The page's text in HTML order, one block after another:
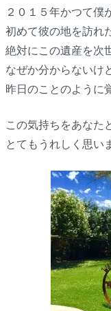
２０１５年かつて僕
初めて彼の地を訪れ
絶対にこの遺産を次
なぜか分からないけ
昨日のことのように
この気持ちをあなた
とてもうれしく思い